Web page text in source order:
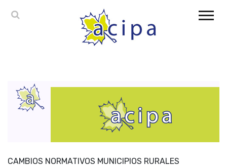
CAMBIOS NORMATIVOS MUNICIPIOS RURALES